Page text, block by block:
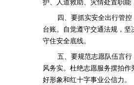
护、人道救助、灾情处置职能
四、要抓实安全出行管
台账。自觉遵守交通法规，
守住安全底线。
五、要规范志愿队伍言
风务实。杜绝志愿服务摆拍
好形象和红十字事业公信力。